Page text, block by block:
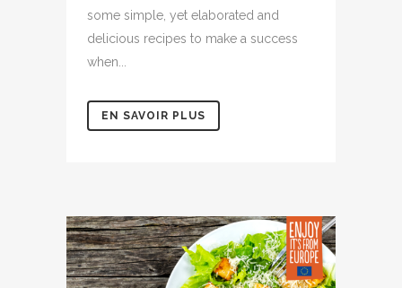
some simple, yet elaborated and
delicious recipes to make a success
when...
EN SAVOIR PLUS